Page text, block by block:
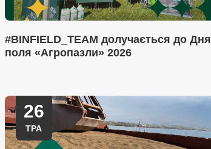
#BINFIELD_TEAM долучається до Дня
поля «Агропазли» 2026
26
ТРА